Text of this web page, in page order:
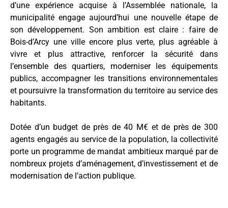
d’une expérience acquise à l’Assemblée nationale, la
municipalité engage aujourd’hui une nouvelle étape de
son développement. Son ambition est claire : faire de
Bois-d’Arcy une ville encore plus verte, plus agréable à
vivre et plus attractive, renforcer la sécurité dans
l’ensemble des quartiers, moderniser les équipements
publics, accompagner les transitions environnementales
et poursuivre la transformation du territoire au service des
habitants.
Dotée d’un budget de près de 40 M€ et de près de 300
agents engagés au service de la population, la collectivité
porte un programme de mandat ambitieux marqué par de
nombreux projets d’aménagement, d’investissement et de
modernisation de l’action publique.